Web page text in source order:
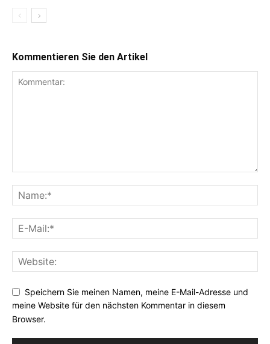
Kommentieren Sie den Artikel
Speichern Sie meinen Namen, meine E-Mail-Adresse und
meine Website für den nächsten Kommentar in diesem
Browser.